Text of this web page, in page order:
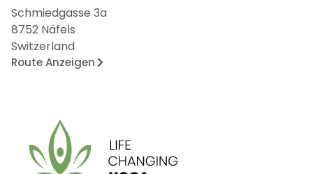
Schmiedgasse 3a
8752 Näfels
Switzerland
Route Anzeigen